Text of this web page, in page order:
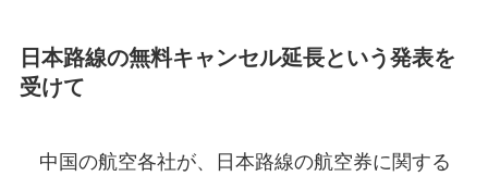
日本路線の無料キャンセル延長という発表を
受けて
中国の航空各社が、日本路線の航空券に関する